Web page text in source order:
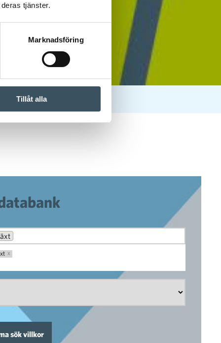
tjänster.
Marknadsföring
Tillåt alla
X
sök villkor